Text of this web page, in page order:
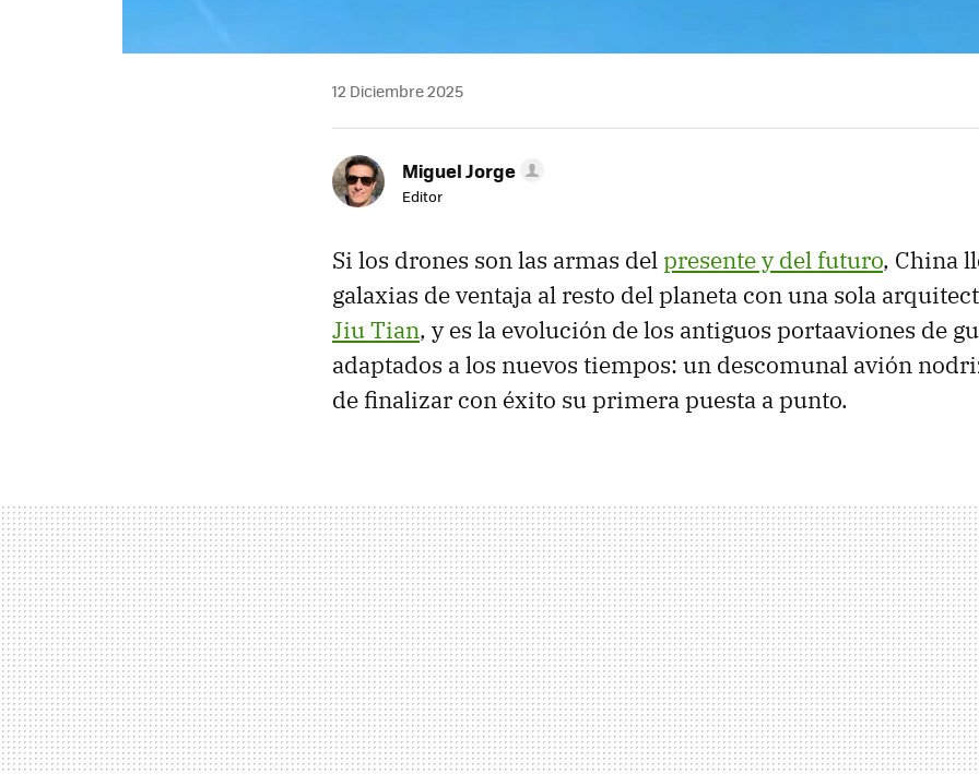
12 Diciembre 2025
Miguel Jorge
Editor
Si los drones son las armas delpresente y del futuro, China
galaxias de ventaja al resto del planeta con una sola
Jiu Tian, y es la evolución de los antiguos portaaviones de
adaptados a los nuevos tiempos: un descomunal avión
de finalizar con éxito su primera puesta a punto.